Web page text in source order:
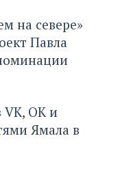
на севере»
Павла
VK, ОК и
Ямала в